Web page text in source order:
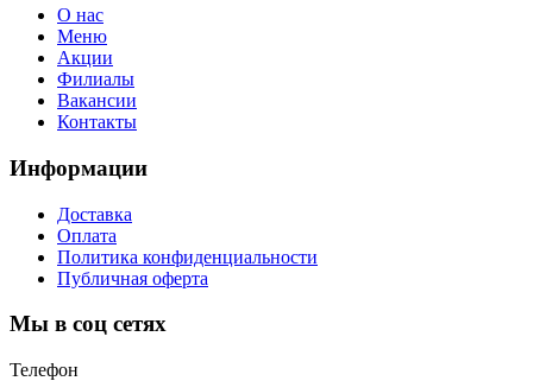
О нас
Меню
Акции
Филиалы
Вакансии
Контакты
Информации
Доставка
Оплата
Политика конфиденциальности
Публичная оферта
Мы в соц сетях
Телефон